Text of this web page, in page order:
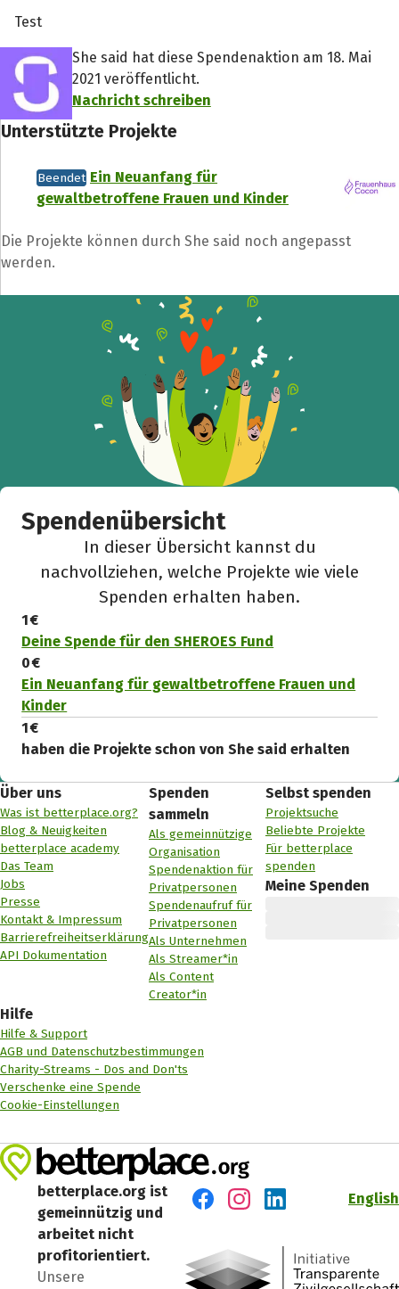
Test
She said hat diese Spendenaktion am 18. Mai
2021 veröffentlicht.
Nachricht schreiben
Unterstützte Projekte
Beendet Ein Neuanfang für
gewaltbetroffene Frauen und Kinder
Die Projekte können durch She said noch angepasst
werden.
Spendenübersicht
In dieser Übersicht kannst du
nachvollziehen, welche Projekte wie viele
Spenden erhalten haben.
1 €
Deine Spende für den SHEROES Fund
0 €
Ein Neuanfang für gewaltbetroffene Frauen und
Kinder
1 €
haben die Projekte schon von She said erhalten
Über uns
Was ist betterplace.org?
Blog & Neuigkeiten
betterplace academy
Das Team
Jobs
Presse
Kontakt & Impressum
Barrierefreiheitserklärung
API Dokumentation
Spenden
sammeln
Als gemeinnützige
Organisation
Spendenaktion für
Privatpersonen
Spendenaufruf für
Privatpersonen
Als Unternehmen
Als Streamer*in
Als Content
Creator*in
Selbst spenden
Projektsuche
Beliebte Projekte
Für betterplace
spenden
Meine Spenden
Hilfe
Hilfe & Support
AGB und Datenschutzbestimmungen
Charity-Streams - Dos and Don'ts
Verschenke eine Spende
Cookie-Einstellungen
betterplace.org ist
gemeinnützig und
arbeitet nicht
profitorientiert.
Unsere
English